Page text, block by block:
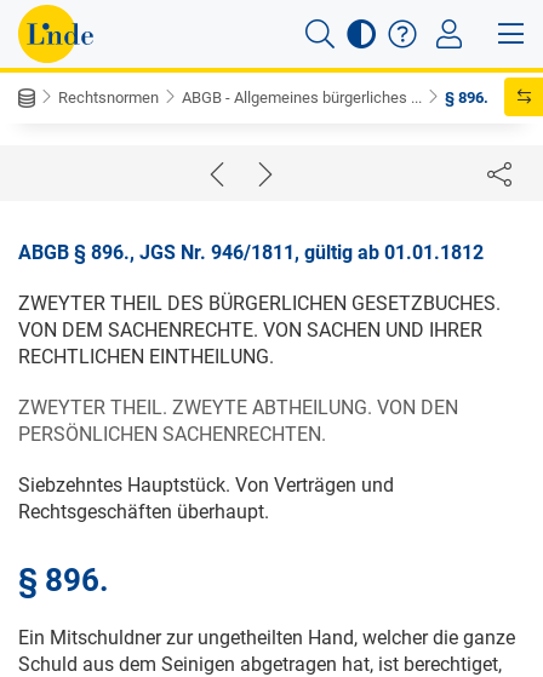
Rechtsnormen ABGB - Allgemeines bürgerliches ... § 896.
ABGB § 896., JGS Nr. 946/1811, gültig ab 01.01.1812
ZWEYTER THEIL DES BÜRGERLICHEN GESETZBUCHES.
VON DEM SACHENRECHTE. VON SACHEN UND IHRER
RECHTLICHEN EINTHEILUNG.
ZWEYTER THEIL. ZWEYTE ABTHEILUNG. VON DEN
PERSÖNLICHEN SACHENRECHTEN.
Siebzehntes Hauptstück. Von Verträgen und
Rechtsgeschäften überhaupt.
§ 896.
Ein Mitschuldner zur ungetheilten Hand, welcher die ganze
Schuld aus dem Seinigen abgetragen hat, ist berechtiget,